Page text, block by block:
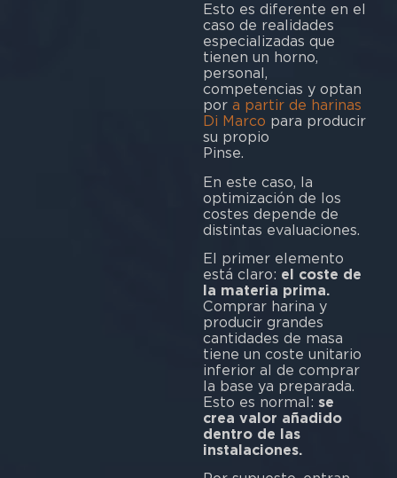
Esto es diferente en el
caso de realidades
especializadas que
tienen un horno,
personal,
competencias y optan
por a partir de harinas
Di Marco para producir
su propio
En este caso, la
optimización de los
costes depende de
distintas evaluaciones.
El primer elemento
está claro: el coste de
la materia prima.
Comprar harina y
producir grandes
cantidades de masa
tiene un coste unitario
inferior al de comprar
la base ya preparada.
Esto es normal: se
crea valor añadido
dentro de las
instalaciones.